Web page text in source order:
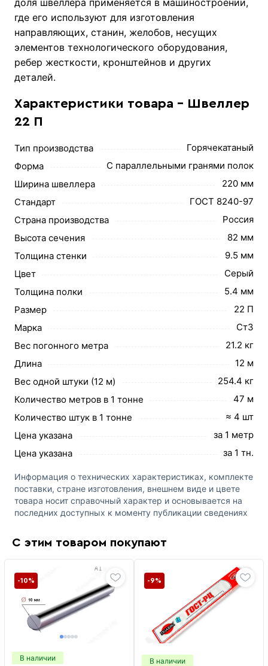
где его используют для изготовления
направляющих, станин, желобов, несущих
элементов технологического оборудования,
ребер жесткости, кронштейнов и других
деталей.
Характеристики товара - Швеллер
22 П
Тип производства
Горячекатаный
Форма
С параллельными гранями полок
Ширина швеллера
220 мм
Стандарт
ГОСТ 8240-97
Страна производства
Россия
Высота сечения
82 мм
Толщина стенки
9.5 мм
Цвет
Серый
Толщина полки
5.4 мм
Размер
22 П
Марка
Ст3
Вес погонного метра
21.2 кг
Длина
12 м
Вес одной штуки (12 м)
254.4 кг
Количество метров в 1 тонне
47 м
Количество штук в 1 тонне
≈ 4 шт
Цена указана
за 1 метр
Цена указана
за 1 тн.
Информация о технических характеристиках, комплекте
поставки, стране изготовления, внешнем виде и цвете
товара носит справочный характер и основывается на
последних доступных к моменту публикации сведениях
С этим товаром покупают
В наличии
-10%
В наличии
-9%